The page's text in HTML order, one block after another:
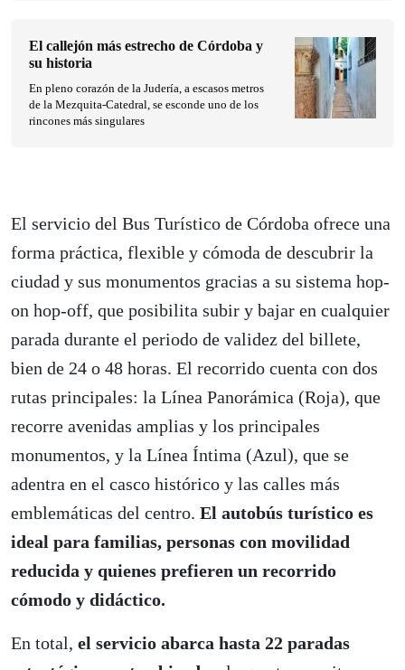
El servicio del Bus Turístico de Córdoba ofrece una
forma práctica, flexible y cómoda de descubrir la
ciudad y sus monumentos gracias a su sistema hop-
on hop-off, que posibilita subir y bajar en cualquier
parada durante el periodo de validez del billete,
bien de 24 o 48 horas. El recorrido cuenta con dos
rutas principales: la Línea Panorámica (Roja), que
recorre avenidas amplias y los principales
monumentos, y la Línea Íntima (Azul), que se
adentra en el casco histórico y las calles más
emblemáticas del centro. El autobús turístico es
ideal para familias, personas con movilidad
reducida y quienes prefieren un recorrido
cómodo y didáctico.
En total, el servicio abarca hasta 22 paradas
El callejón más estrecho de Córdoba y
su historia
En pleno corazón de la Judería, a escasos metros
de la Mezquita-Catedral, se esconde uno de los
rincones más singulares